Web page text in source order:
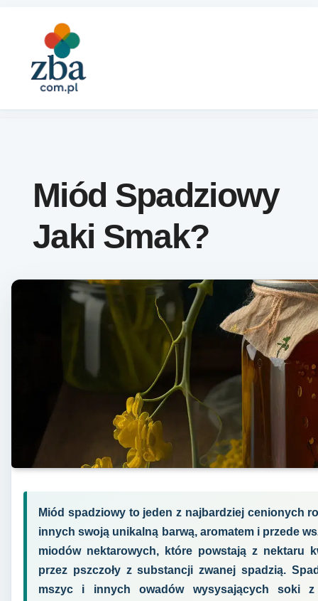
Miód Spadziowy
Jaki Smak?
Miód spadziowy to jeden z najbardziej cenionych
innych swoją unikalną barwą, aromatem i przede
miodów nektarowych, które powstają z nektaru
przez pszczoły z substancji zwanej spadzią.
mszyc i innych owadów wysysających soki z